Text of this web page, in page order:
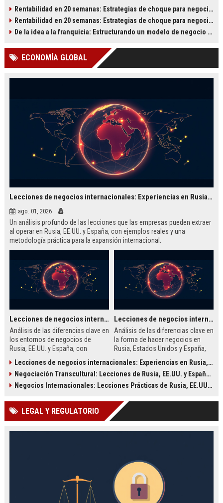
reales y una tabla comparativa que
distingue entre un negocio
tradicional y uno diseñado para
ejemplos de empresas como
McDonald's, Tesla y Google.
Rentabilidad en 20 semanas: Estrategias de choque para negocios estancados
Rentabilidad en 20 semanas: Estrategias de choque para negocios estancados
De la idea a la franquicia: Estructurando un modelo de negocio escalable
ECONOMÍA GLOBAL
Lecciones de negocios internacionales: Experiencias en Rusia, EE.UU. y España
ago. 01, 2026
Un análisis profundo de las lecciones que las empresas pueden extraer
al operar en Rusia, EE.UU. y España, con ejemplos reales y una
metodología práctica para la expansión internacional.
Lecciones de negocios internacionales: Experiencias en Rusia, EE.UU. y España
Análisis de las diferencias clave en
los entornos de negocios de
Rusia, EE.UU. y España, con
casos reales como Starbucks,
Uber y Mercadona.
Lecciones de negocios internacionales: Experiencias en Rusia, EE.UU. y España
Análisis de las diferencias clave en
la forma de hacer negocios en
Rusia, Estados Unidos y España,
en casos reales de empresas
globales y pymes.
Lecciones de negocios internacionales: Experiencias en Rusia, EE.UU. y España
Negociación Transcultural: Lecciones de Rusia, EE.UU. y España para la Expansión Global
Negocios Internacionales: Lecciones Prácticas de Rusia, EE.UU. y España para la Expansión Global
LEGAL Y REGULATORIO